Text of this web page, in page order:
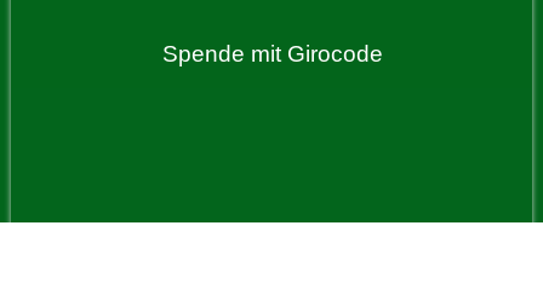
Spende mit Girocode